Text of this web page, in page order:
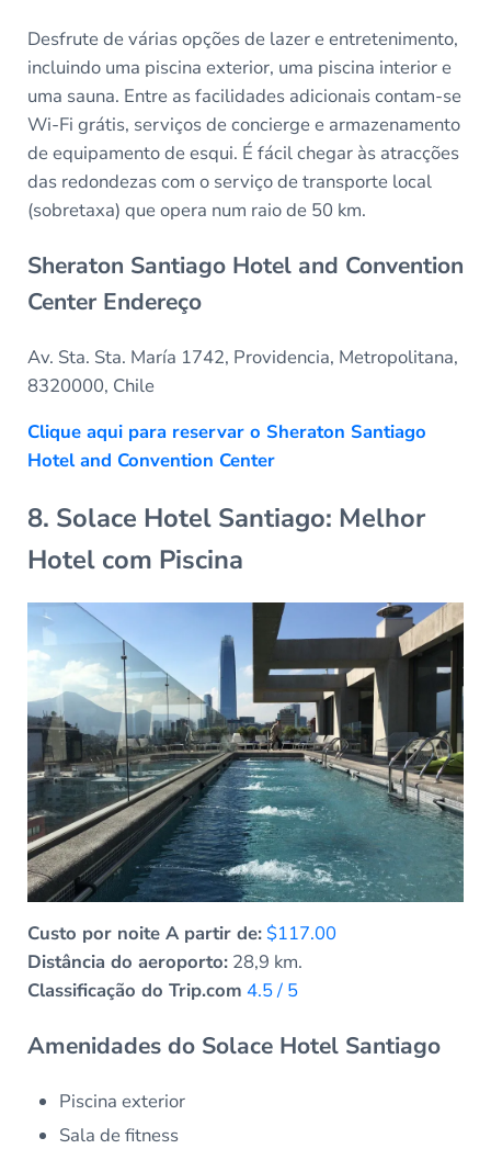
Desfrute de várias opções de lazer e entretenimento,
incluindo uma piscina exterior, uma piscina interior e
uma sauna. Entre as facilidades adicionais contam-se
Wi-Fi grátis, serviços de concierge e armazenamento
de equipamento de esqui. É fácil chegar às atracções
das redondezas com o serviço de transporte local
(sobretaxa) que opera num raio de 50 km.
Sheraton Santiago Hotel and Convention
Center Endereço
Av. Sta. Sta. María 1742, Providencia, Metropolitana,
8320000, Chile
Clique aqui para reservar o Sheraton Santiago
Hotel and Convention Center
8. Solace Hotel Santiago: Melhor
Hotel com Piscina
Custo por noite A partir de: $117.00
Distância do aeroporto:28,9 km.
Classificação do Trip.com 4.5 / 5
Amenidades do Solace Hotel Santiago
Piscina exterior
Sala de fitness